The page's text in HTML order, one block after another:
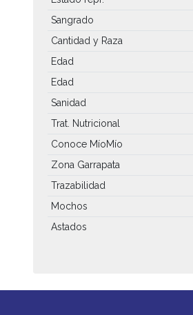
Sangrado
Cantidad y Raza
Edad
Edad
Sanidad
Trat. Nutricional
Conoce MíoMío
Zona Garrapata
Trazabilidad
Mochos
Astados